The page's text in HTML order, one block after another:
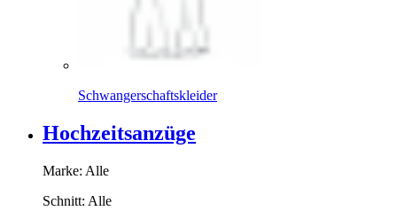
Schwangerschaftskleider
Hochzeitsanzüge
Marke: Alle
Schnitt: Alle